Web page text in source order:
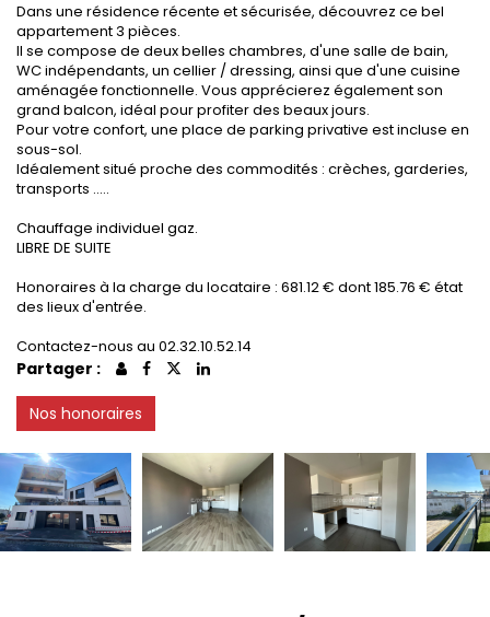
Dans une résidence récente et sécurisée, découvrez ce bel
appartement 3 pièces.
Il se compose de deux belles chambres, d'une salle de bain,
WC indépendants, un cellier / dressing, ainsi que d'une cuisine
aménagée fonctionnelle. Vous apprécierez également son
grand balcon, idéal pour profiter des beaux jours.
Pour votre confort, une place de parking privative est incluse en
sous-sol.
Idéalement situé proche des commodités : crèches, garderies,
transports .....
Chauffage individuel gaz.
LIBRE DE SUITE
Honoraires à la charge du locataire : 681.12 € dont 185.76 € état
des lieux d'entrée.
Contactez-nous au 02.32.10.52.14
Partager :
Nos honoraires